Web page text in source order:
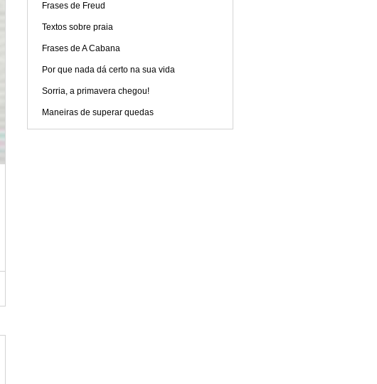
Frases de Freud
Textos sobre praia
Frases de A Cabana
Por que nada dá certo na sua vida
Sorria, a primavera chegou!
Maneiras de superar quedas